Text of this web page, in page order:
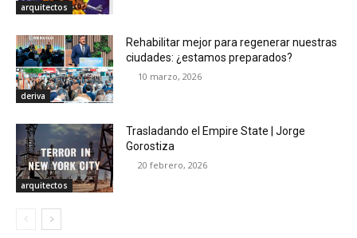
arquitectos
deriva
Rehabilitar mejor para regenerar nuestras
ciudades: ¿estamos preparados?
10 marzo, 2026
arquitectos
Trasladando el Empire State | Jorge
Gorostiza
20 febrero, 2026